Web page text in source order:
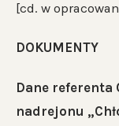
[cd. w
DOKUMENTY
Dane referenta
nadrejonu